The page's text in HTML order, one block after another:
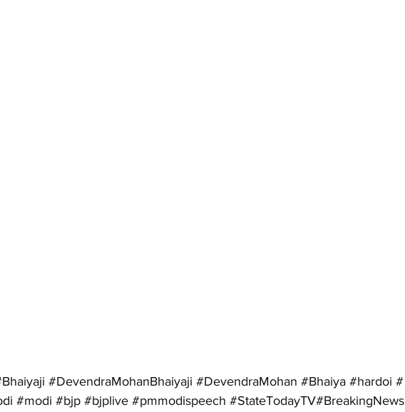
#DevendraMohanBhaiyaji #DevendraMohan #Bhaiya #hardoi #
#modi #bjp #bjplive #pmmodispeech #StateTodayTV#BreakingNews